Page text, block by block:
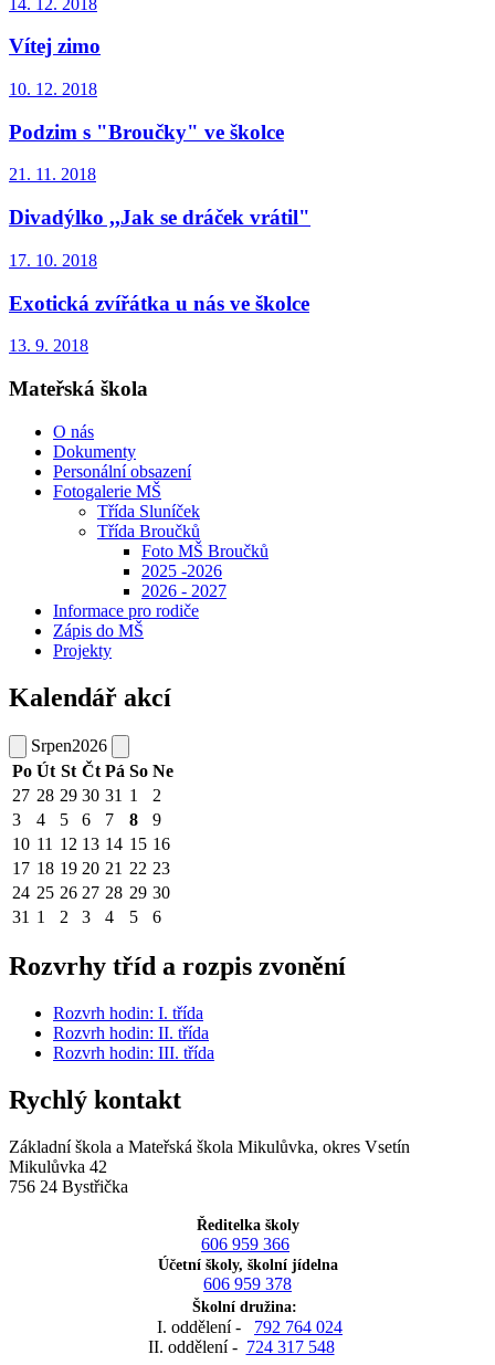
Vítej zimo
10. 12. 2018
Podzim s "Broučky" ve školce
21. 11. 2018
Divadýlko ,,Jak se dráček vrátil"
17. 10. 2018
Exotická zvířátka u nás ve školce
13. 9. 2018
Mateřská škola
O nás
Dokumenty
Personální obsazení
Fotogalerie MŠ
Třída Sluníček
Třída Broučků
Foto MŠ Broučků
2025 -2026
2026 - 2027
Informace pro rodiče
Zápis do MŠ
Projekty
Kalendář akcí
Srpen2026
Po Út St Čt Pá So Ne
27 28 29 30 31 1
2
3
4 5 6 7 8
9
10 11 12 13 14 15 16
17 18 19 20 21 22 23
24 25 26 27 28 29 30
31 1 2 3 4 5 6
Rozvrhy tříd a rozpis zvonění
Rozvrh hodin: I. třída
Rozvrh hodin: II. třída
Rozvrh hodin: III. třída
Rychlý kontakt
Základní škola a Mateřská škola Mikulůvka, okres Vsetín
Mikulůvka 42
756 24 Bystřička
Ředitelka školy
606 959 366
Účetní školy, školní jídelna
606 959 378
Školní družina:
I. oddělení - 792 764 024
II. oddělení - 724 317 548